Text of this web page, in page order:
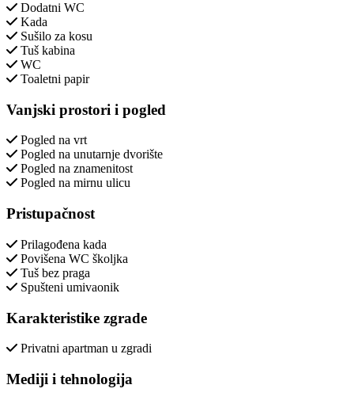
Dodatni WC
Kada
Sušilo za kosu
Tuš kabina
WC
Toaletni papir
Vanjski prostori i pogled
Pogled na vrt
Pogled na unutarnje dvorište
Pogled na znamenitost
Pogled na mirnu ulicu
Pristupačnost
Prilagođena kada
Povišena WC školjka
Tuš bez praga
Spušteni umivaonik
Karakteristike zgrade
Privatni apartman u zgradi
Mediji i tehnologija